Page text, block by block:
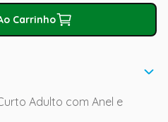
Carrinho
Adulto com Anel e